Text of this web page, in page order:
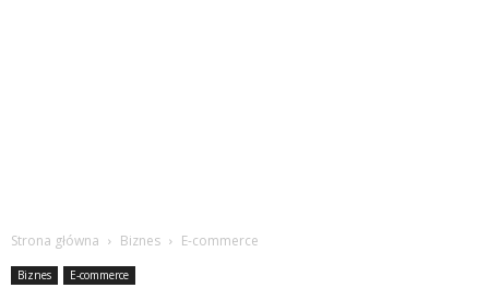
Strona główna Biznes E-commerce
Biznes E-commerce